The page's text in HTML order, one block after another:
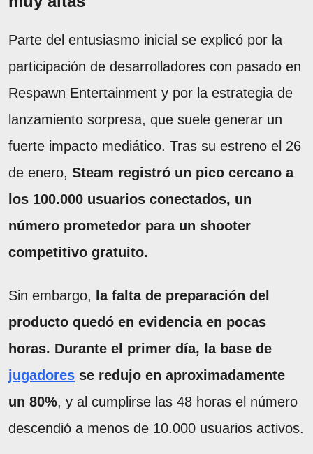
Parte del entusiasmo inicial se explicó por la
participación de desarrolladores con pasado en
Respawn Entertainment y por la estrategia de
lanzamiento sorpresa, que suele generar un
fuerte impacto mediático. Tras su estreno el 26
de enero, Steam registró un pico cercano a
los 100.000 usuarios conectados, un
número prometedor para un shooter
competitivo gratuito.
Sin embargo, la falta de preparación del
producto quedó en evidencia en pocas
horas. Durante el primer día, la base de
jugadores se redujo en aproximadamente
un 80%, y al cumplirse las 48 horas el número
descendió a menos de 10.000 usuarios activos.